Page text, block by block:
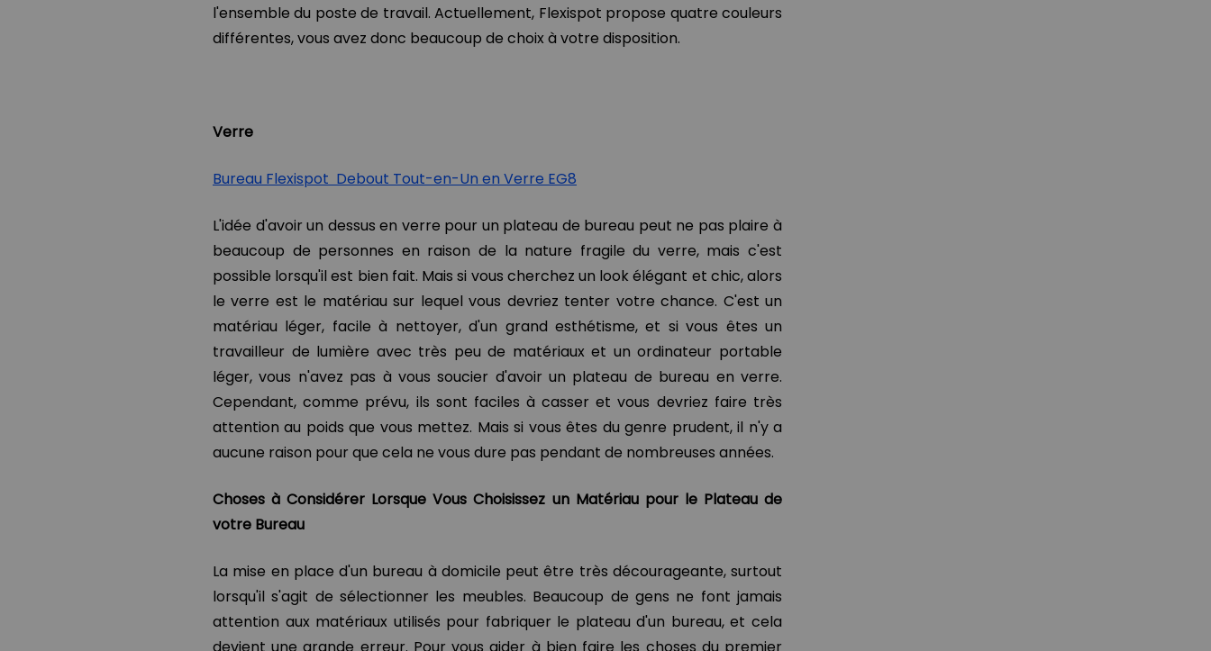
l'ensemble du poste de travail. Actuellement, Flexispot propose quatre couleurs
différentes, vous avez donc beaucoup de choix à votre disposition.
Verre
Bureau Flexispot Debout Tout-en-Un en Verre EG8
L'idée d'avoir un dessus en verre pour un plateau de bureau peut ne pas plaire à
beaucoup de personnes en raison de la nature fragile du verre, mais c'est
possible lorsqu'il est bien fait. Mais si vous cherchez un look élégant et chic, alors
le verre est le matériau sur lequel vous devriez tenter votre chance. C'est un
matériau léger, facile à nettoyer, d'un grand esthétisme, et si vous êtes un
travailleur de lumière avec très peu de matériaux et un ordinateur portable
léger, vous n'avez pas à vous soucier d'avoir un plateau de bureau en verre.
Cependant, comme prévu, ils sont faciles à casser et vous devriez faire très
attention au poids que vous mettez. Mais si vous êtes du genre prudent, il n'y a
aucune raison pour que cela ne vous dure pas pendant de nombreuses années.
Choses à Considérer Lorsque Vous Choisissez un Matériau pour le Plateau de
votre Bureau
La mise en place d'un bureau à domicile peut être très décourageante, surtout
lorsqu'il s'agit de sélectionner les meubles. Beaucoup de gens ne font jamais
attention aux matériaux utilisés pour fabriquer le plateau d'un bureau, et cela